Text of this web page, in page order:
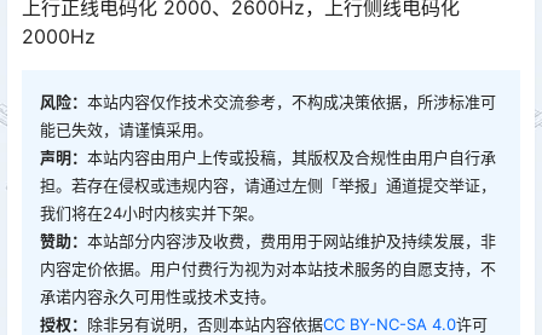
上行正线电码化 2000、2600Hz，上行侧线电码化
2000Hz
风险： 本站内容仅作技术交流参考，不构成决策依据，所涉标准可
能已失效，请谨慎采用。
声明： 本站内容由用户上传或投稿，其版权及合规性由用户自行承
担。若存在侵权或违规内容，请通过左侧「举报」通道提交举证，
我们将在24小时内核实并下架。
赞助： 本站部分内容涉及收费，费用用于网站维护及持续发展，非
内容定价依据。用户付费行为视为对本站技术服务的自愿支持，不
承诺内容永久可用性或技术支持。
授权： 除非另有说明，否则本站内容依据CC BY-NC-SA 4.0许可